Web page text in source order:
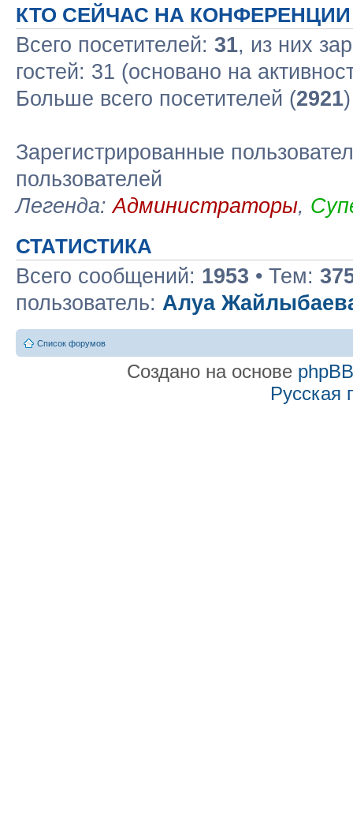
КТО СЕЙЧАС НА КОНФЕРЕНЦИИ
Всего посетителей: 31, из них
гостей: 31 (основано на
Больше всего посетителей (2921
Зарегистрированные
пользователей
Легенда:Администраторы,
СТАТИСТИКА
Всего сообщений: 1953 • Тем:
пользователь: Алуа
Список форумов
Создано на основе phpBB
Русская